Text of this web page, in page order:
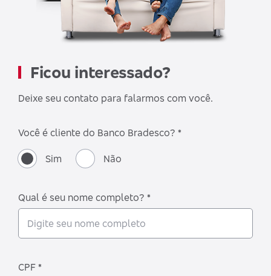
Ficou interessado?
Deixe seu contato para falarmos com você.
Você é cliente do Banco Bradesco? *
Sim Não
Qual é seu nome completo? *
CPF *